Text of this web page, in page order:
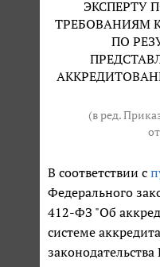
ЭКСПЕРТУ
ТРЕБОВАНИЯМ
ПО
(в ред.
В соответствии с
Федерального
412-ФЗ "Об
системе